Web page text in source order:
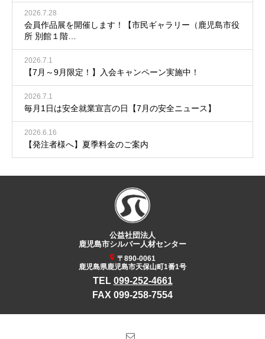
2026.7.28
会員作品展を開催します！【市民ギャラリー（鹿児島市役
所 別館１階…
2026.7.1
【7月～9月限定！】入会キャンペーン実施中！
2026.7.1
毎月1日は安全就業宣言の日【7月の安全ニュース】
2026.6.16
【発注者様へ】夏季料金のご案内
公益社団法人
鹿児島市シルバー人材センター
〒890-0061
鹿児島県鹿児島市天保山町1番1号
TEL 099-252-4661
FAX 099-258-7554